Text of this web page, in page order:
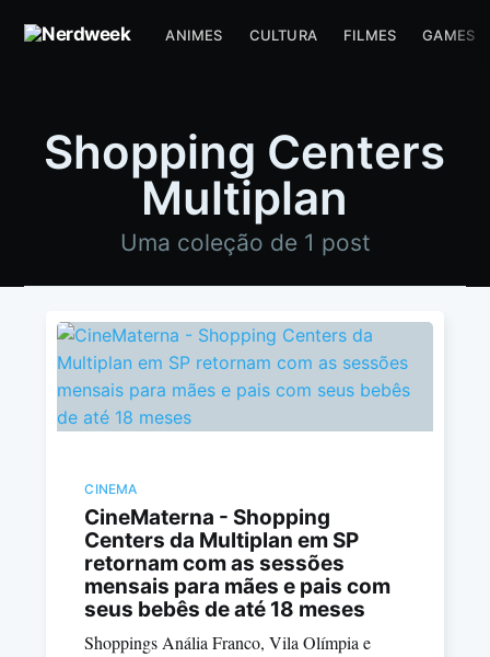
ANIMES CULTURA FILMES GAMES
Shopping Centers
Multiplan
Uma coleção de 1 post
CINEMA
CineMaterna - Shopping
Centers da Multiplan em SP
retornam com as sessões
mensais para mães e pais com
seus bebês de até 18 meses
Shoppings Anália Franco, Vila Olímpia e